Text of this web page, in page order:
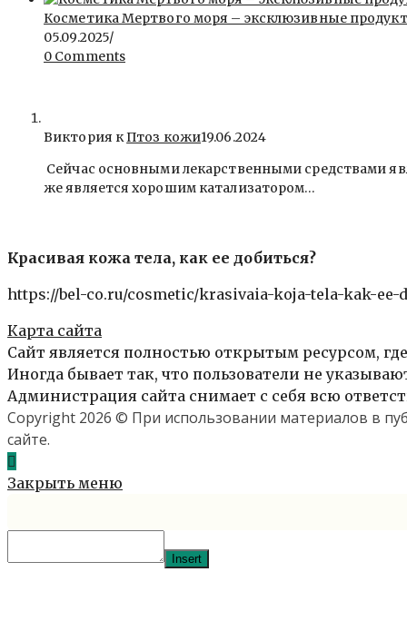
Косметика Мертвого моря – эксклюзивные
05.09.2025/
0 Comments
Виктория кПтоз кожи19.06.2024
Сейчас основными лекарственными средствами
же является хорошим катализатором…
Красивая кожа тела, как ее добиться?
https://bel-co.ru/cosmetic/krasivaia-koja-tela-kak-ee-
Карта сайта
Сайт является полностью открытым ресурсом,
Иногда бывает так, что пользователи не
Администрация сайта снимает с себя всю
Copyright 2026 © При использовании материалов в
сайте.
Закрыть меню
Insert